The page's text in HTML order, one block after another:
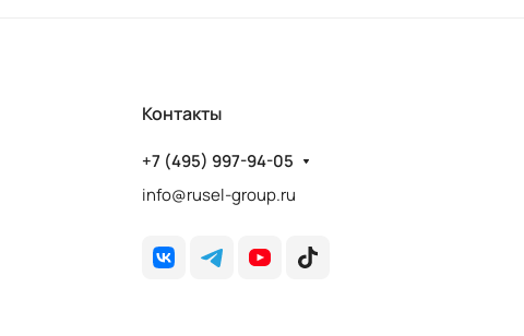
Контакты
+7 (495) 997-94-05
info@rusel-group.ru